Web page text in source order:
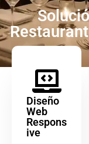
Diseño
Web
Respons
ive